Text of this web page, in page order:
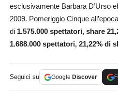
esclusivamente Barbara D’Urso
2009. Pomeriggio Cinque
di 1.575.000 spettatori, share
1.688.000 spettatori, 21,22% di
Seguici su Google Discover